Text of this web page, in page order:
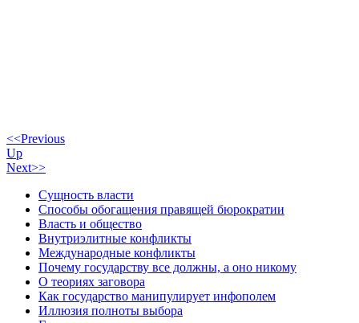
<<Previous
Up
Next>>
Сущность власти
Способы обогащения правящей бюрократии
Власть и общество
Внутриэлитные конфликты
Международные конфликты
Почему государству все должны, а оно никому
О теориях заговора
Как государство манипулирует инфополем
Иллюзия полноты выбора